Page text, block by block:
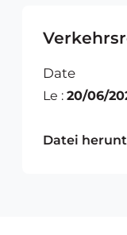
Date
Le : 20/06/
Datei